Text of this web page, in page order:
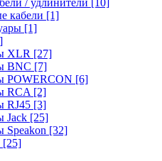
/ удлинители [10]
кабели [1]
[1]
XLR [27]
BNC [7]
POWERCON [6]
RCA [2]
RJ45 [3]
Jack [25]
Speakon [32]
[25]